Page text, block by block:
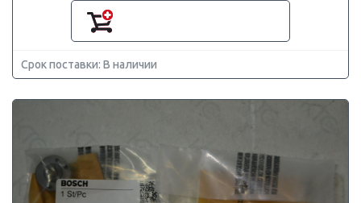
Срок поставки: В наличии